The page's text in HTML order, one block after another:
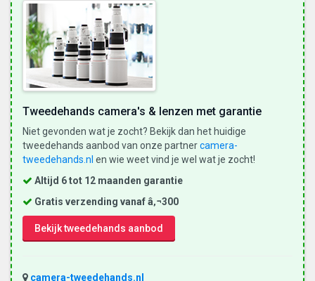
Tweedehands camera's & lenzen met garantie
Niet gevonden wat je zocht? Bekijk dan het huidige
tweedehands aanbod van onze partnercamera-
tweedehands.nl en wie weet vind je wel wat je zocht!
Altijd 6 tot 12 maanden garantie
Gratis verzending vanaf â‚¬300
Bekijk tweedehands aanbod
camera-tweedehands.nl